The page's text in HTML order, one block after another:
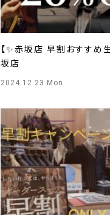
【✨赤坂店 早割おすすめ
坂店
2024.12.23 Mon